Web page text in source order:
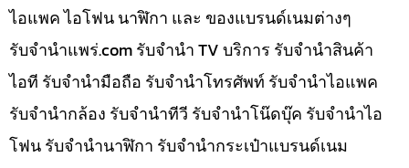
ไอแพค ไอโฟน นาฬิกา และ ของแบรนด์เนมต่างๆ
รับจํานําแพร่.com รับจำนำ TV บริการ รับจำนำสินค้า
ไอที รับจำนำมือถือ รับจำนำโทรศัพท์ รับจำนำไอแพค
รับจำนำกล้อง รับจำนำทีวี รับจำนำโน๊ดบุ๊ค รับจำนำไอ
โฟน รับจำนำนาฬิกา รับจำนำกระเป๋าแบรนด์เนม